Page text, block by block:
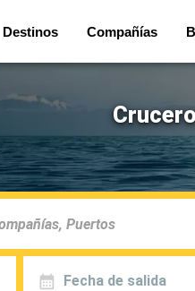
Destinos Compañías
Fecha de salida